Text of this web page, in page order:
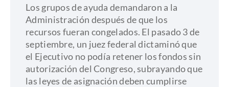
Los grupos de ayuda demandaron a la
Administración después de que los
recursos fueran congelados. El pasado 3 de
septiembre, un juez federal dictaminó que
el Ejecutivo no podía retener los fondos sin
autorización del Congreso, subrayando que
las leyes de asignación deben cumplirse